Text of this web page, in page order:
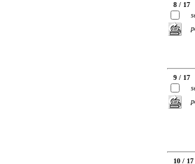
8 / 17
9 / 17
10 / 17